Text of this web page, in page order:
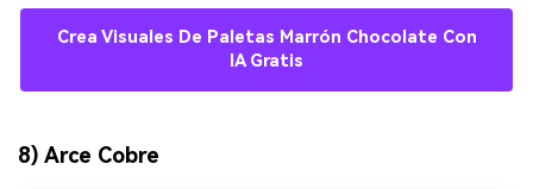
Crea Visuales De Paletas Marrón Chocolate Con
IA Gratis
8) Arce Cobre